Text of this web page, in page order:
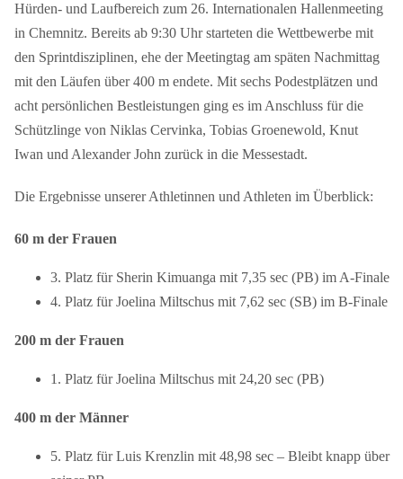
Hürden- und Laufbereich zum 26. Internationalen Hallenmeeting
in Chemnitz. Bereits ab 9:30 Uhr starteten die Wettbewerbe mit
den Sprintdisziplinen, ehe der Meetingtag am späten Nachmittag
mit den Läufen über 400 m endete. Mit sechs Podestplätzen und
acht persönlichen Bestleistungen ging es im Anschluss für die
Schützlinge von Niklas Cervinka, Tobias Groenewold, Knut
Iwan und Alexander John zurück in die Messestadt.
Die Ergebnisse unserer Athletinnen und Athleten im Überblick:
60 m der Frauen
3. Platz für Sherin Kimuanga mit 7,35 sec (PB) im A-Finale
4. Platz für Joelina Miltschus mit 7,62 sec (SB) im B-Finale
200 m der Frauen
1. Platz für Joelina Miltschus mit 24,20 sec (PB)
400 m der Männer
5. Platz für Luis Krenzlin mit 48,98 sec – Bleibt knapp über